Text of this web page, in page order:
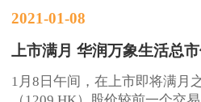
2021-01-08
上市满月 华润万象生活总
1月8日午间，在上市即将满月